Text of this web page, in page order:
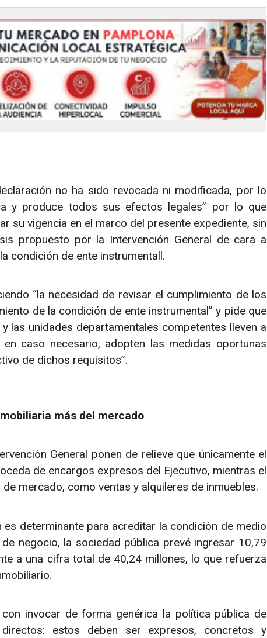
no ha sido revocada ni modificada, por lo
y produce todos sus efectos legales” por lo que
su vigencia en el marco del presente expediente, sin
propuesto por la Intervención General de cara a
condición de ente instrumentall.
“la necesidad de revisar el cumplimiento de los
de la condición de ente instrumental” y pide que
las unidades departamentales competentes lleven a
caso necesario, adopten las medidas oportunas
de dichos requisitos”.
más del mercado
General ponen de relieve que únicamente el
de encargos expresos del Ejecutivo, mientras el
mercado, como ventas y alquileres de inmuebles.
determinante para acreditar la condición de medio
negocio, la sociedad pública prevé ingresar 10,79
a una cifra total de 40,24 millones, lo que refuerza
invocar de forma genérica la política pública de
estos deben ser expresos, concretos y